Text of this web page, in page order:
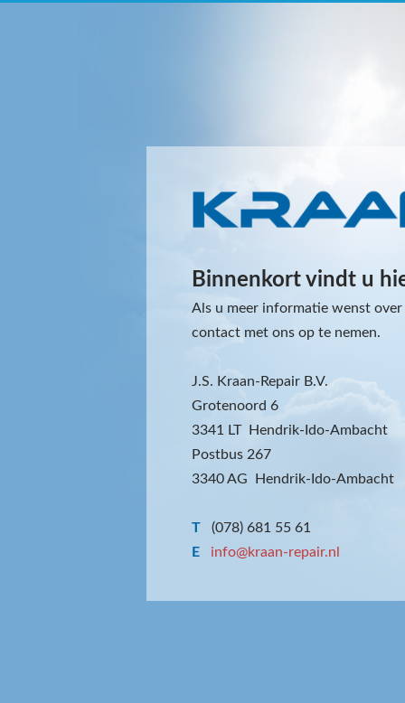
Binnenkort vindt u
Als u meer informatie wenst
contact met ons op te nemen.
J.S. Kraan-Repair B.V.
Grotenoord 6
3341 LT Hendrik-Ido-Ambacht
Postbus 267
3340 AG Hendrik-Ido-Ambacht
T
(078) 681 55 61
E
info@kraan-repair.nl